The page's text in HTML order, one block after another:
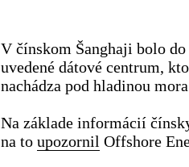
V čínskom Šanghaji bolo
uvedené dátové centrum,
nachádza pod hladinou
Na základe informácií
na to upozornil Offshore